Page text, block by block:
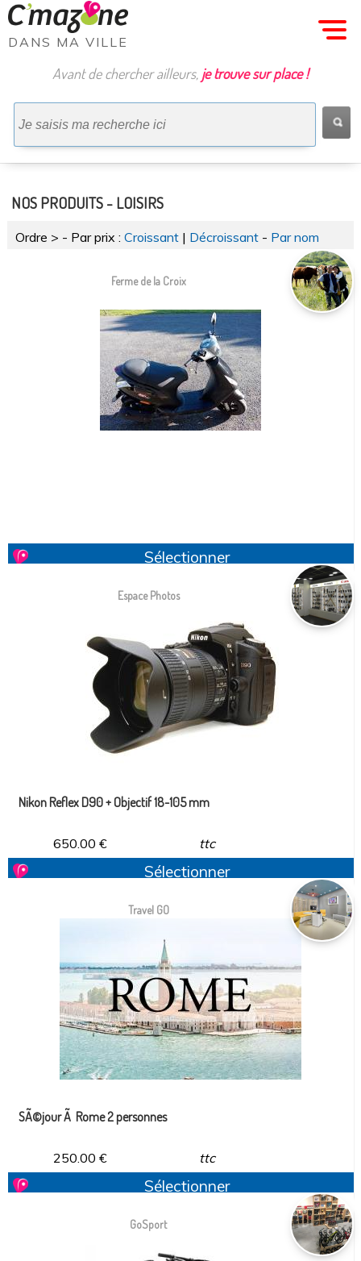
Avant de chercher ailleurs, je trouve sur place !
MENU
Nos PRODUITS
Nos OFFRES
Nos COMMERCES
Nos PRODUITS
Habillement
Bien-Ãªtre
Maison & DÃ©co
Loisirs
Papeterie
Alimentation
Artisans
Producteurs
Services
DANS MA VILLE
NOS PRODUITS - LOISIRS
Ordre > - Par prix :Croissant | Décroissant - Par nom
Ferme de la Croix
Sélectionner
Espace Photos
Nikon Reflex D90 + Objectif 18-105 mm
650.00 € ttc
Sélectionner
Travel GO
SÃ©jour Ã Rome 2 personnes
250.00 € ttc
Sélectionner
GoSport